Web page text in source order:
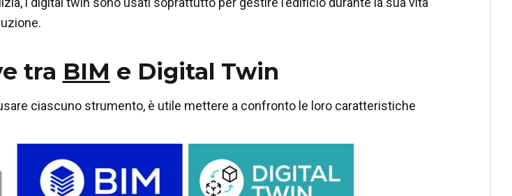
tra BIM e Digital Twin
ciascuno strumento, è utile mettere a confronto le loro caratteristiche